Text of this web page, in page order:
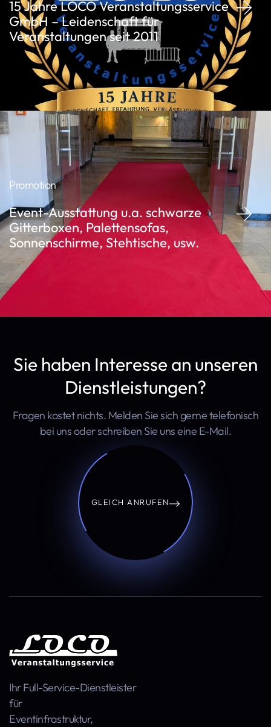
15 Jahre LOCO Veranstaltungsservice
GmbH – Leidenschaft für
Veranstaltungen seit 2011
Promotion
Event-Ausstattung u.a. schwarze
Gitterboxen, Palettensofas,
Sonnenschirme, Stehtische, usw.
Sie haben Interesse an unseren
Dienstleistungen?
Fragen kostet nichts. Melden Sie sich gerne telefonisch
bei uns oder schreiben Sie uns eine E-Mail.
GLEICH ANRUFEN
Ihr Full-Service-Dienstleister
für
Event­infra­struktur,